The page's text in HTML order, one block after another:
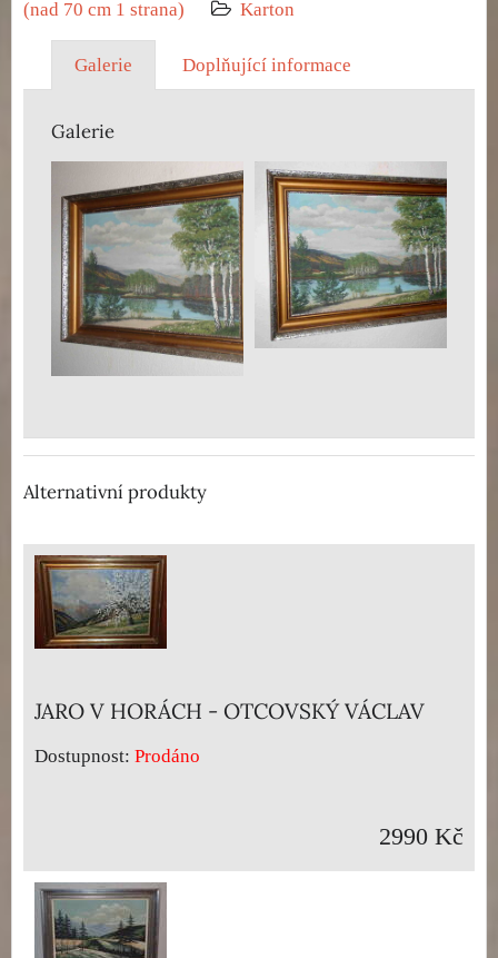
(nad 70 cm 1 strana)
Karton
Galerie Doplňující informace
Galerie
Alternativní produkty
JARO V HORÁCH - OTCOVSKÝ VÁCLAV
Dostupnost: Prodáno
2990 Kč